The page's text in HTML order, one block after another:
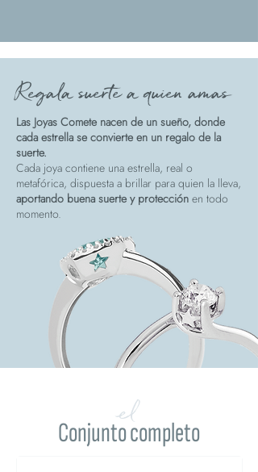
Regala suerte a quien amas
Las Joyas Comete nacen de un sueño, donde
cada estrella se convierte en un regalo de la
suerte.
Cada joya contiene una estrella, real o
metafórica, dispuesta a brillar para quien la lleva,
aportando buena suerte y protección en todo
momento.
Conjunto completo
el